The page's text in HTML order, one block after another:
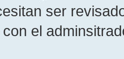
ser
el